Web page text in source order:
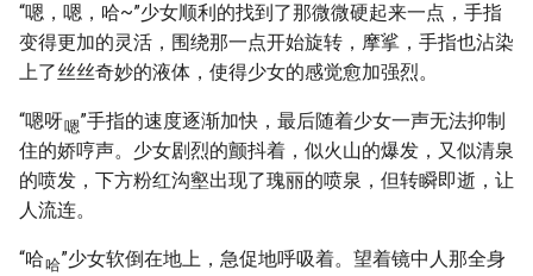
“嗯，嗯，哈~”少女顺利的找到了那微微硬起来一点，手指
变得更加的灵活，围绕那一点开始旋转，摩挲，手指也沾染
上了丝丝奇妙的液体，使得少女的感觉愈加强烈。
“嗯呀嗯”手指的速度逐渐加快，最后随着少女一声无法抑制
住的娇哼声。少女剧烈的颤抖着，似火山的爆发，又似清泉
的喷发，下方粉红沟壑出现了瑰丽的喷泉，但转瞬即逝，让
人流连。
“哈哈”少女软倒在地上，急促地呼吸着。望着镜中人那全身